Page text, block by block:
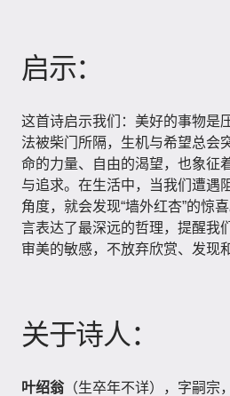
启示：
这首诗启示我们：美好的事物是
法被柴门所隔，生机与希望总会
命的力量、自由的渴望，也象征
与追求。在生活中，当我们遭遇
角度，就会发现“墙外红杏”的惊
言表达了最深远的哲理，提醒我
审美的敏感，不放弃欣赏、发现
关于诗人：
叶绍翁（生卒年不详），字嗣宗